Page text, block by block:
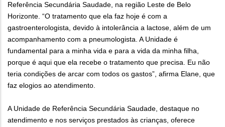
Referência Secundária Saudade, na região Leste de Belo
Horizonte. “O tratamento que ela faz hoje é com a
gastroenterologista, devido à intolerância a lactose, além de um
acompanhamento com a pneumologista. A Unidade é
fundamental para a minha vida e para a vida da minha filha,
porque é aqui que ela recebe o tratamento que precisa. Eu não
teria condições de arcar com todos os gastos”, afirma Elane, que
faz elogios ao atendimento.
A Unidade de Referência Secundária Saudade, destaque no
atendimento e nos serviços prestados às crianças, oferece